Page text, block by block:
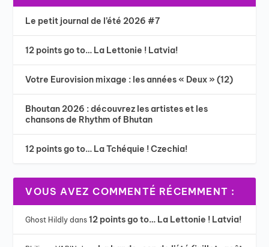
Le petit journal de l’été 2026 #7
12 points go to… La Lettonie ! Latvia!
Votre Eurovision mixage : les années « Deux » (12)
Bhoutan 2026 : découvrez les artistes et les
chansons de Rhythm of Bhutan
12 points go to… La Tchéquie ! Czechia!
VOUS AVEZ COMMENTÉ RÉCEMMENT :
Ghost Hildly dans12 points go to… La Lettonie ! Latvia!